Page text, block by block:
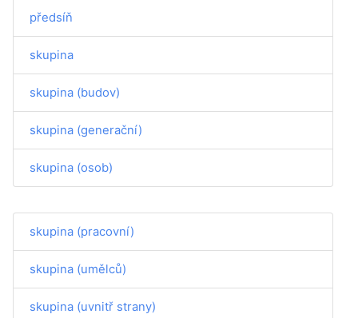
předsíň
skupina
skupina (budov)
skupina (generační)
skupina (osob)
skupina (pracovní)
skupina (umělců)
skupina (uvnitř strany)